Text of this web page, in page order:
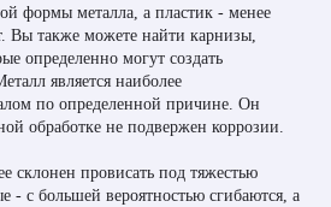
формы металла, а пластик - менее
Вы также можете найти карнизы,
определенно могут создать
является наиболее
по определенной причине. Он
обработке не подвержен коррозии.
склонен провисать под тяжестью
- с большей вероятностью сгибаются, а